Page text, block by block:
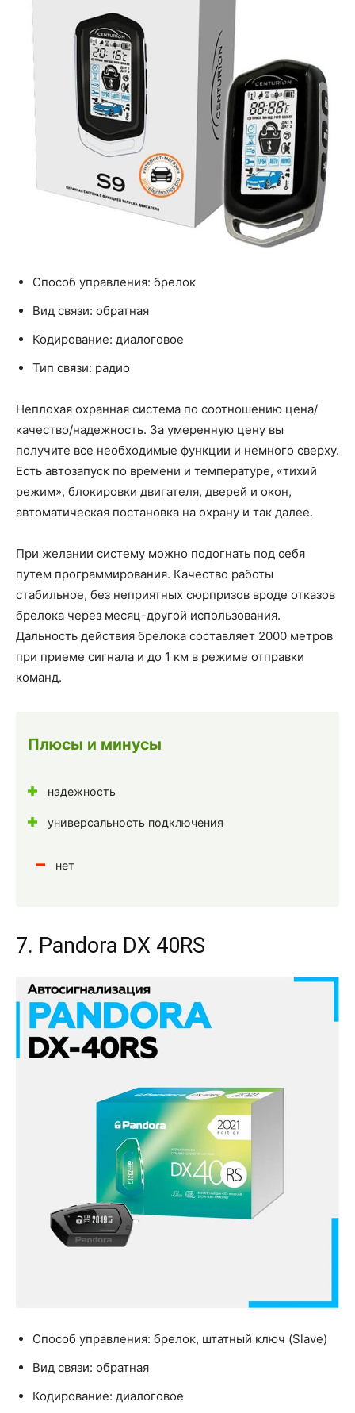
Способ управления: брелок
Вид связи: обратная
Кодирование: диалоговое
Тип связи: радио
Неплохая охранная система по соотношению цена/
качество/надежность. За умеренную цену вы
получите все необходимые функции и немного сверху.
Есть автозапуск по времени и температуре, «тихий
режим», блокировки двигателя, дверей и окон,
автоматическая постановка на охрану и так далее.
При желании систему можно подогнать под себя
путем программирования. Качество работы
стабильное, без неприятных сюрпризов вроде отказов
брелока через месяц-другой использования.
Дальность действия брелока составляет 2000 метров
при приеме сигнала и до 1 км в режиме отправки
команд.
Плюсы и минусы
надежность
универсальность подключения
нет
7. Pandora DX 40RS
Способ управления: брелок, штатный ключ (Slave)
Вид связи: обратная
Кодирование: диалоговое